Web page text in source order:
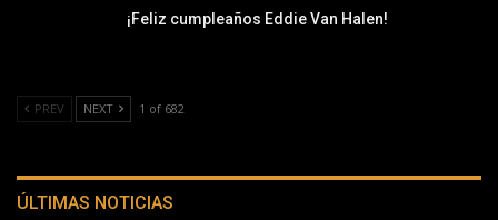
¡Feliz cumpleaños Eddie Van Halen!
PREV NEXT 1 of 682
ÚLTIMAS NOTICIAS